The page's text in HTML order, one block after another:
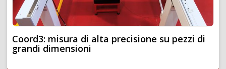
Coord3: misura di alta precisione su pezzi di
grandi dimensioni